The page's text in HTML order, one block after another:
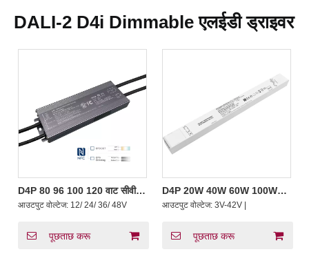
DALI-2 D4i Dimmable एलईडी ड्राइवर
D4P 80 96 100 120 वाट सीवी
पुश DALI-2 D4i ड्राइवर DALI
DT8 या DT6 CCT पता मोड रंग
आउटपुट वोल्टेज: 12/ 24/ 36/ 48V
पूछताछ करू
D4P 20W 40W 60W 100W
लगातार वर्तमान DALI-2 D4i पुश
डिमिंग एलईडी ड्राइवर DALI
प्रणाली के साथ संगत
आउटपुट वोल्टेज: 3V-42V |
पूछताछ करू